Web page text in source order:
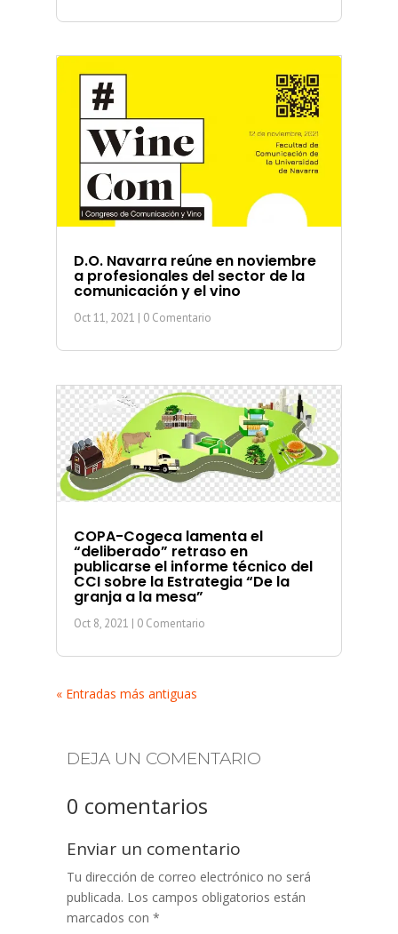
D.O. Navarra reúne en noviembre
a profesionales del sector de la
comunicación y el vino
Oct 11, 2021 | 0 Comentario
COPA-Cogeca lamenta el
“deliberado” retraso en
publicarse el informe técnico del
CCI sobre la Estrategia “De la
granja a la mesa”
Oct 8, 2021 | 0 Comentario
« Entradas más antiguas
DEJA UN COMENTARIO
0 comentarios
Enviar un comentario
Tu dirección de correo electrónico no será
publicada. Los campos obligatorios están
marcados con *